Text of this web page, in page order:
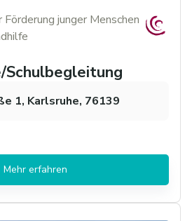
Förderung junger Menschen
1, Karlsruhe, 76139
Mehr erfahren